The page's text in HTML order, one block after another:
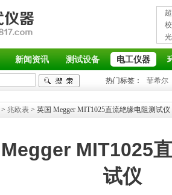
新闻资讯 测试设备 电工仪器
热门标签： 菲希尔
> 兆欧表 > 英国 Megger MIT1025直流绝缘电阻测试仪
MIT1025
试仪